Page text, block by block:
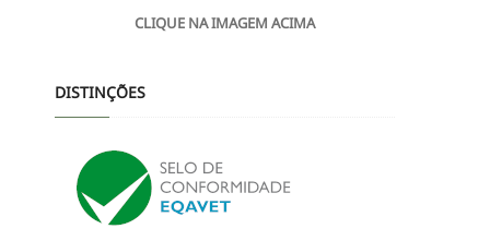
CLIQUE NA IMAGEM ACIMA
DISTINÇÕES